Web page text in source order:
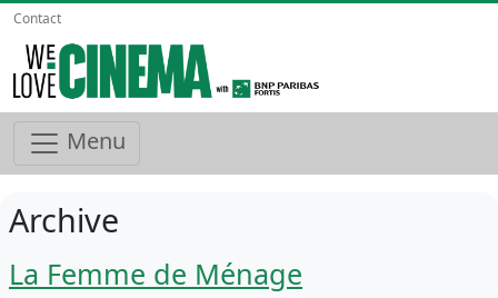
Contact
Menu
Archive
La Femme de Ménage